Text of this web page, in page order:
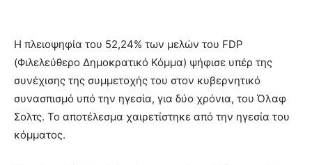
Η πλειοψηφία του 52,24% των μελών του FDP
(Φιλελεύθερο Δημοκρατικό Κόμμα) ψήφισε υπέρ της
συνέχισης της συμμετοχής του στον κυβερνητικό
συνασπισμό υπό την ηγεσία, για δύο χρόνια, του Όλαφ
Σολτς. Το αποτέλεσμα χαιρετίστηκε από την ηγεσία του
κόμματος.